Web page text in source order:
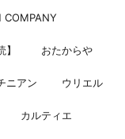
COMPANY
】 おたからや
ニアン ウリエル
カルティエ